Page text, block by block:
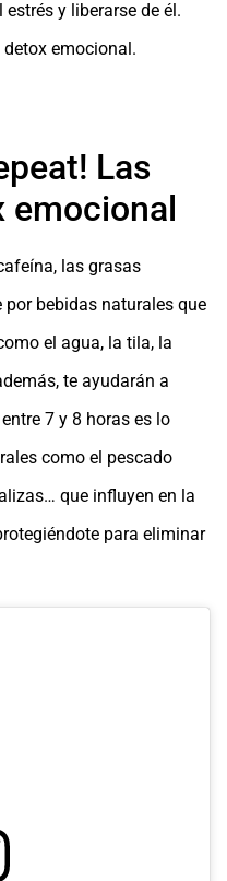
y liberarse de él.
emocional.
Las
las grasas
bebidas naturales que
el agua, la tila, la
te ayudarán a
7 y 8 horas es lo
como el pescado
que influyen en la
para eliminar